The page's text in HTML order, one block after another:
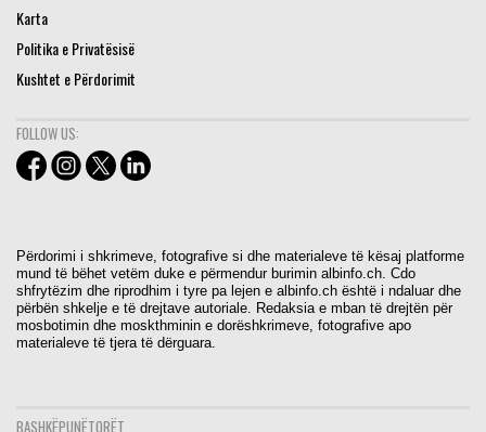
Karta
Politika e Privatësisë
Kushtet e Përdorimit
FOLLOW US:
Përdorimi i shkrimeve, fotografive si dhe materialeve të kësaj platforme
mund të bëhet vetëm duke e përmendur burimin albinfo.ch. Cdo
shfrytëzim dhe riprodhim i tyre pa lejen e albinfo.ch është i ndaluar dhe
përbën shkelje e të drejtave autoriale. Redaksia e mban të drejtën për
mosbotimin dhe moskthminin e dorëshkrimeve, fotografive apo
materialeve të tjera të dërguara.
BASHKËPUNËTORËT